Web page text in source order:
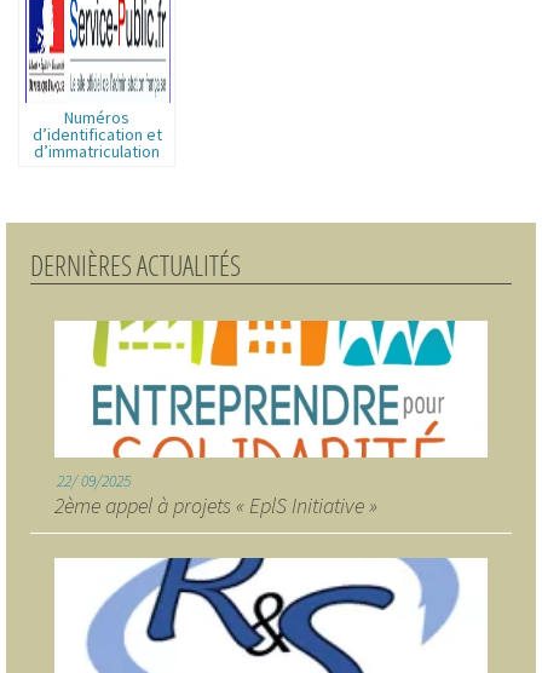
Numéros
d’identification et
d’immatriculation
DERNIÈRES ACTUALITÉS
22 09/2025
2ème appel à projets « EplS Initiative »